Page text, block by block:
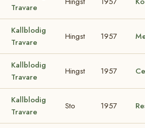
Travare
Kallblodig
Travare
Hingst 1957
Kallblodig
Travare
Hingst 1957
Kallblodig
Travare
Sto 1957